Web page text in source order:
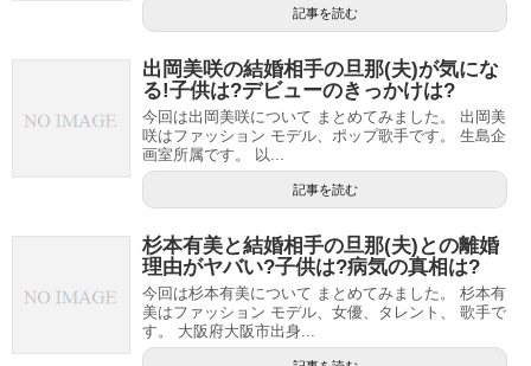
記事を読む
出岡美咲の結婚相手の旦那(夫)が気にな
る!子供は?デビューのきっかけは?
今回は出岡美咲について まとめてみました。 出岡美
咲はファッション モデル、ポップ歌手です。 生島企
画室所属です。 以...
記事を読む
杉本有美と結婚相手の旦那(夫)との離婚
理由がヤバい?子供は?病気の真相は?
今回は杉本有美について まとめてみました。 杉本有
美はファッション モデル、女優、タレント、 歌手で
す。 大阪府大阪市出身...